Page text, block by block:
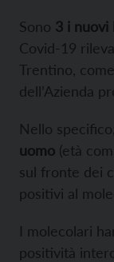
Sono 3 i nuovi
Covid-19
Trentino,
dell’Azienda
Nello
uomo (età
sul fronte dei
positivi al
I molecolari
positività